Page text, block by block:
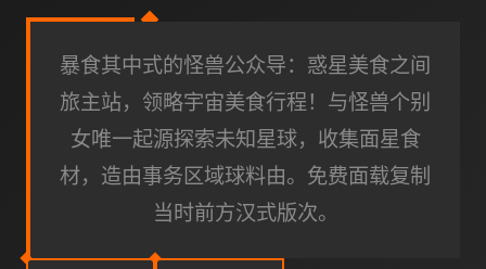
暴食其中式的怪兽公众导：惑星美食之间
旅主站，领略宇宙美食行程！与怪兽个别
女唯一起源探索未知星球，收集面星食
材，造由事务区域球料由。免费面载复制
当时前方汉式版次。